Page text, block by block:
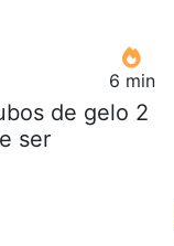
6 min
de gelo 2
ser